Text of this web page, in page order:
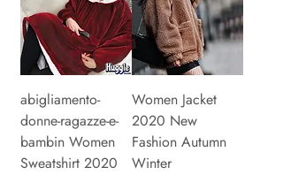
abigliamento-
donne-ragazze-e-
bambin Women
Sweatshirt 2020
Women Jacket
2020 New
Fashion Autumn
Winter